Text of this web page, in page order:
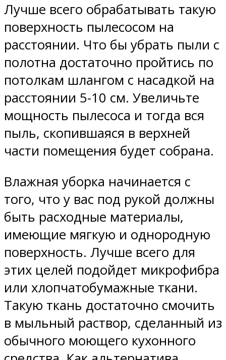
Лучше всего обрабатывать такую
поверхность пылесосом на
расстоянии. Что бы убрать пыли с
полотна достаточно пройтись по
потолкам шлангом с насадкой на
расстоянии 5-10 см. Увеличьте
мощность пылесоса и тогда вся
пыль, скопившаяся в верхней
части помещения будет собрана.
Влажная уборка начинается с
того, что у вас под рукой должны
быть расходные материалы,
имеющие мягкую и однородную
поверхность. Лучше всего для
этих целей подойдет микрофибра
или хлопчатобумажные ткани.
Такую ткань достаточно смочить
в мыльный раствор, сделанный из
обычного моющего кухонного